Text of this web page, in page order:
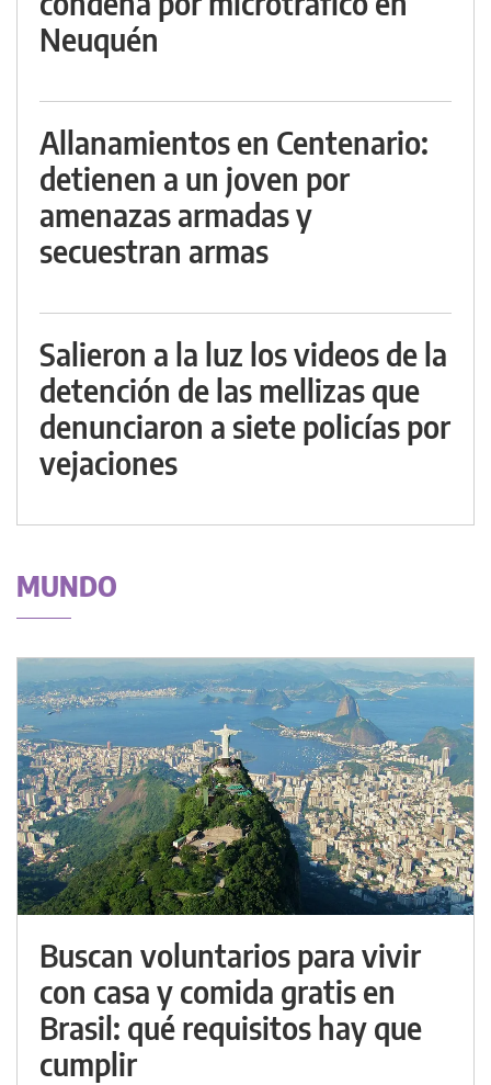
Neuquén
Allanamientos en Centenario:
detienen a un joven por
amenazas armadas y
secuestran armas
Salieron a la luz los videos de la
detención de las mellizas que
denunciaron a siete policías por
vejaciones
MUNDO
Buscan voluntarios para vivir
con casa y comida gratis en
Brasil: qué requisitos hay que
cumplir